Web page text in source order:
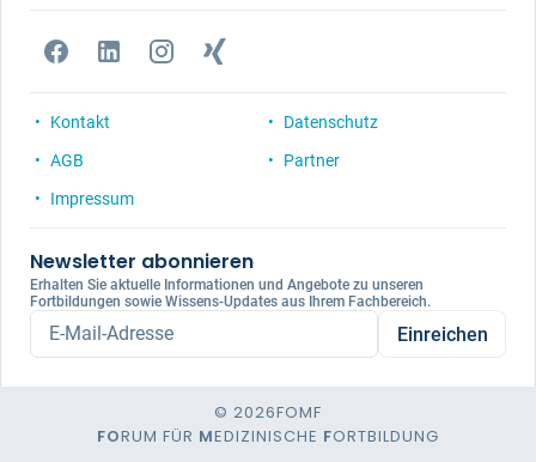
Kontakt
AGB
Impressum
Datenschutz
Partner
Newsletter abonnieren
Erhalten Sie aktuelle Informationen und Angebote zu unseren
Fortbildungen sowie Wissens-Updates aus Ihrem Fachbereich.
E-Mail-Adresse Einreichen
© 2026FOMF
FORUM FÜR MEDIZINISCHE FORTBILDUNG